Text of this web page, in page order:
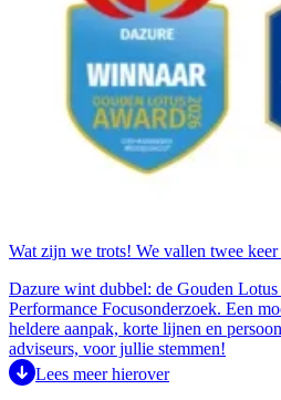
Wat zijn we trots! We vallen twee
Dazure wint dubbel: de Gouden
Performance Focusonderzoek. Een
heldere aanpak, korte lijnen en
adviseurs, voor jullie stemmen!
Lees meer hierover